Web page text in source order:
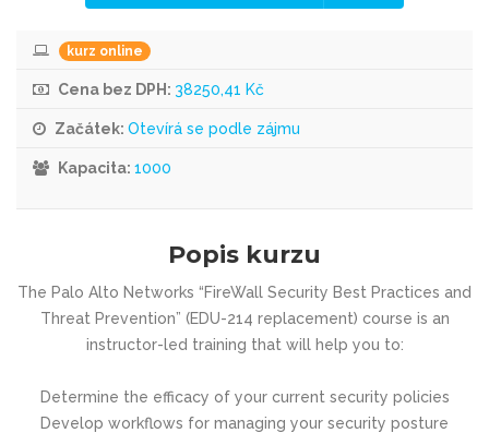
kurz online
Cena bez DPH: 38250,41 Kč
Začátek: Otevírá se podle zájmu
Kapacita: 1000
Popis kurzu
The Palo Alto Networks “FireWall Security Best Practices and
Threat Prevention” (EDU-214 replacement) course is an
instructor-led training that will help you to:
Determine the efficacy of your current security policies
Develop workflows for managing your security posture